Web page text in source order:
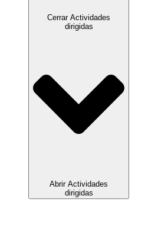
Cerrar Actividades
dirigidas
Abrir Actividades
dirigidas